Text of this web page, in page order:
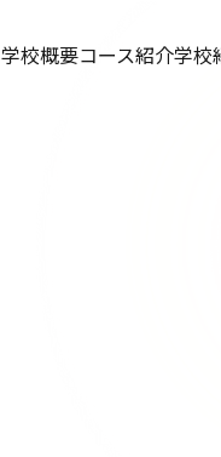
学校概要コース紹介学校